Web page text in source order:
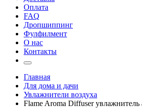
Оплата
FAQ
Дропшиппинг
Фулфилмент
О нас
Контакты
Главная
Для дома и дачи
Увлажнители воздуха
Flame Aroma Diffuser увлажнитель